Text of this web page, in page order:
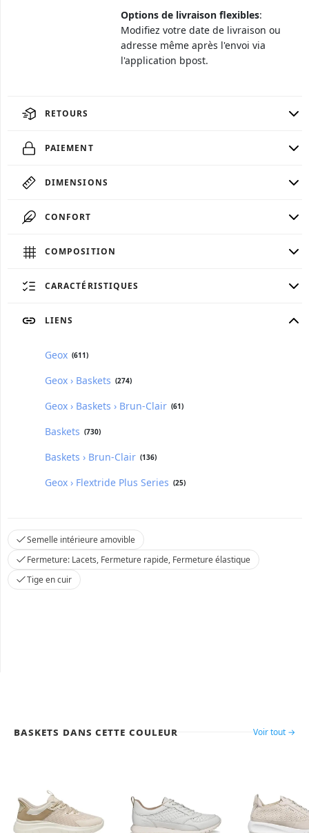
Options de livraison flexibles:
Modifiez votre date de livraison ou
adresse même après l'envoi via
l'application bpost.
RETOURS
PAIEMENT
DIMENSIONS
CONFORT
COMPOSITION
CARACTÉRISTIQUES
LIENS
Geox (611)
Geox › Baskets (274)
Geox › Baskets › Brun-Clair (61)
Baskets (730)
Baskets › Brun-Clair (136)
Geox › Flextride Plus Series (25)
Semelle intérieure amovible
Fermeture: Lacets, Fermeture rapide, Fermeture élastique
Tige en cuir
Baskets dans cette couleur Voir tout →